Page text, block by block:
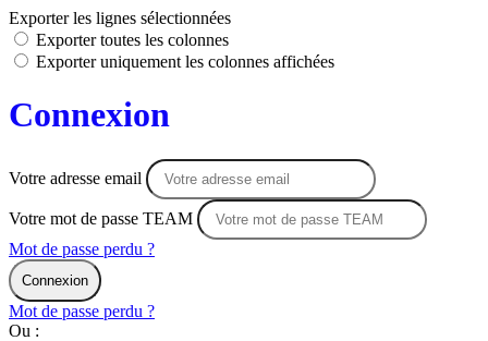
Exporter les lignes sélectionnées
Exporter toutes les colonnes
Exporter uniquement les colonnes affichées
Connexion
Votre adresse email
Votre mot de passe TEAM
Mot de passe perdu ?
Connexion
Mot de passe perdu ?
Ou :